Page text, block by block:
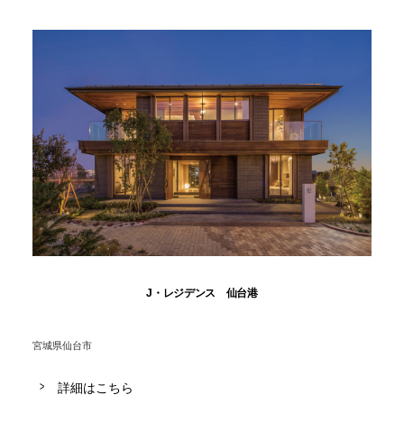
J・レジデンス 仙台港
宮城県仙台市
詳細はこちら